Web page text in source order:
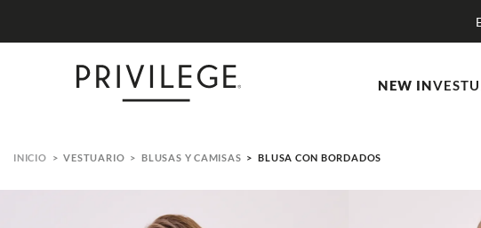
NEW IN
VESTUARIO BLUSAS Y CAMISAS BLUSA CON BORDADOS